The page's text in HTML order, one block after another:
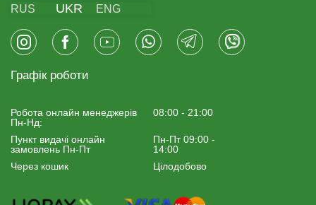
RUS UKR ENG
Графік роботи
Робота онлайн менеджерiв
Пн-Нд:
08:00 - 21:00
Пункт видачі онлайн
замовлень Пн-Пт
Пн-Пт 09:00 -
14:00
Через кошик
Цілодобово